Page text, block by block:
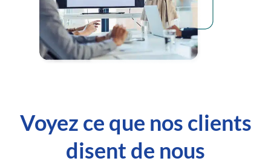
Voyez ce que nos clients
disent de nous